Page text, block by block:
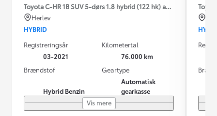
Toyota C-HR 1B SUV 5-dørs 1.8 hybrid (122 hk) aut. gear C-LUB -
Herlev
HYBRID
Registreringsår
03-2021
Kilometertal
76.000 km
Brændstof
Hybrid Benzin
Geartype
Automatisk
gearkasse
Vis mere